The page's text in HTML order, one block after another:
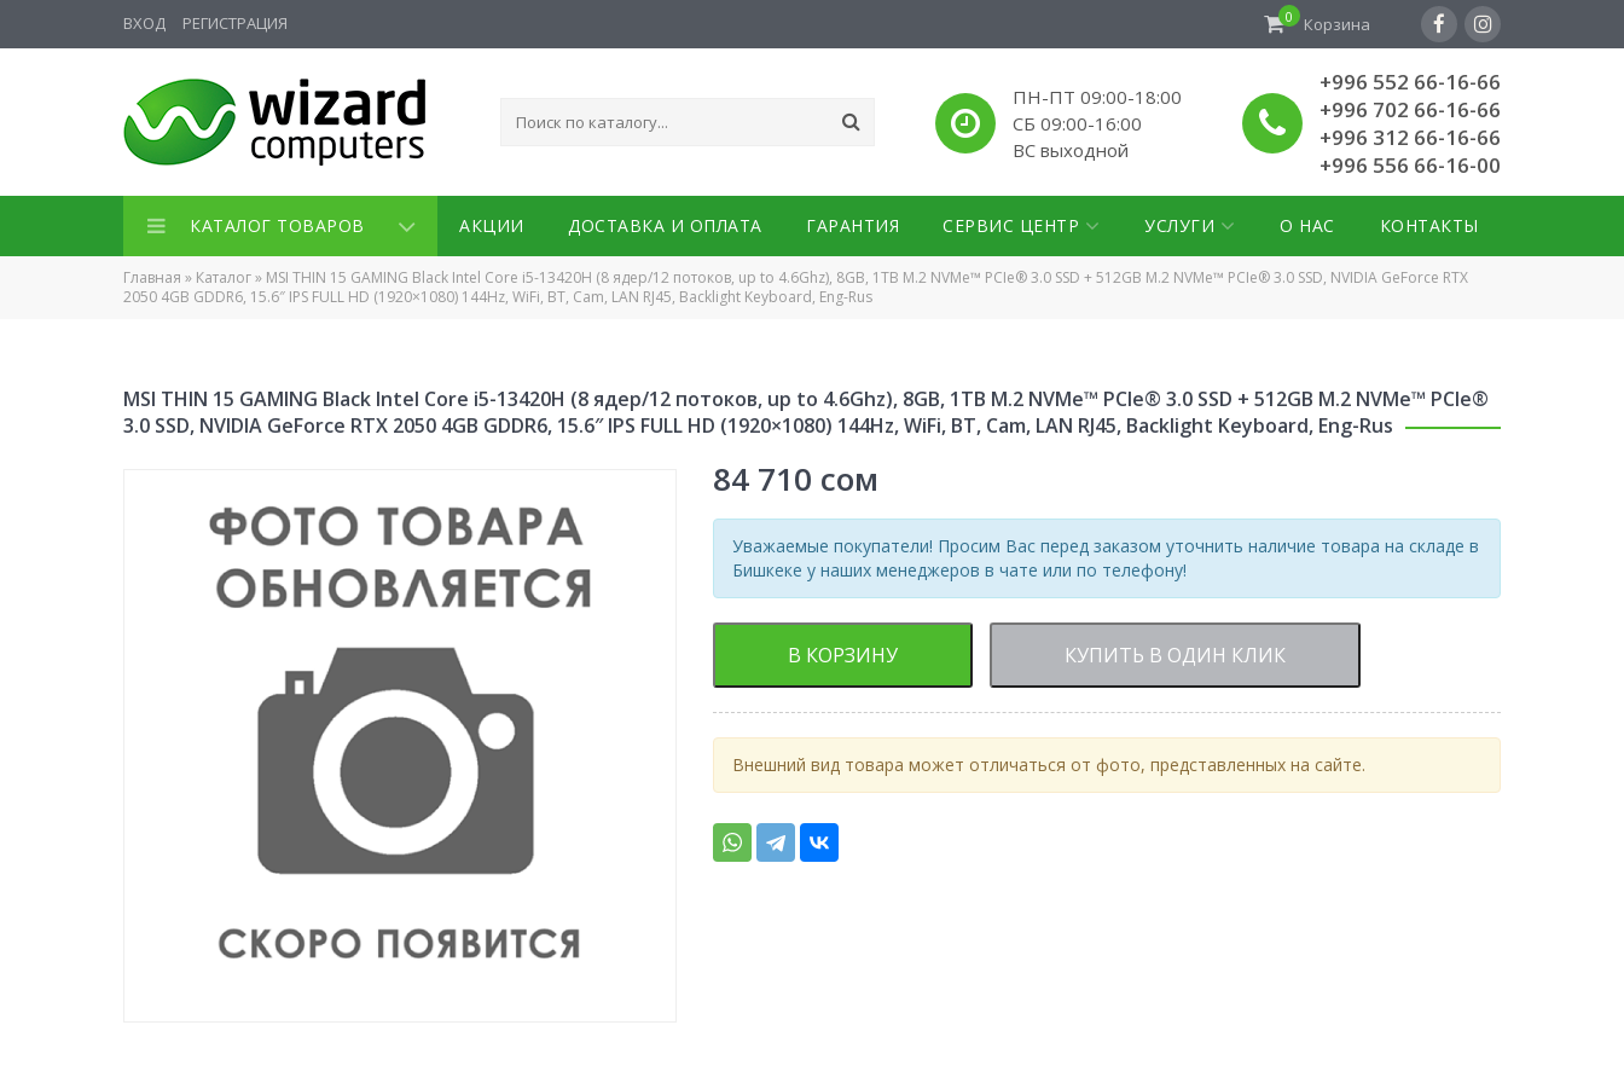
ВХОД РЕГИСТРАЦИЯ 0 Корзина
ПН-ПТ 09:00-18:00
СБ 09:00-16:00
ВС выходной
+996 552 66-16-66
+996 702 66-16-66
+996 312 66-16-66
+996 556 66-16-00
КАТАЛОГ ТОВАРОВ АКЦИИ ДОСТАВКА И ОПЛАТА ГАРАНТИЯ СЕРВИС ЦЕНТР УСЛУГИ О НАС КОНТАКТЫ
Главная » Каталог» MSI THIN 15 GAMING Black Intel Core i5-13420H (8 ядер/12 потоков, up to 4.6Ghz), 8GB, 1TB M.2 NVMe™ PCIe® 3.0 SSD + 512GB M.2 NVMe™ PCIe® 3.0 SSD, NVIDIA GeForce RTX
2050 4GB GDDR6, 15.6″ IPS FULL HD (1920×1080) 144Hz, WiFi, BT, Cam, LAN RJ45, Backlight Keyboard, Eng-Rus
MSI THIN 15 GAMING Black Intel Core i5-13420H (8 ядер/12 потоков, up to 4.6Ghz), 8GB, 1TB M.2 NVMe™ PCIe® 3.0 SSD + 512GB M.2 NVMe™ PCIe®
3.0 SSD, NVIDIA GeForce RTX 2050 4GB GDDR6, 15.6″ IPS FULL HD (1920×1080) 144Hz, WiFi, BT, Cam, LAN RJ45, Backlight Keyboard, Eng-Rus
84 710 сом
Уважаемые покупатели! Просим Вас перед заказом уточнить наличие товара на складе в
Бишкеке у наших менеджеров в чате или по телефону!
В КОРЗИНУ КУПИТЬ В ОДИН КЛИК
Внешний вид товара может отличаться от фото, представленных на сайте.